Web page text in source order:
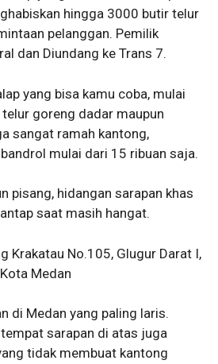
hingga 3000 butir telur
pelanggan. Pemilik
dan Diundang ke Trans 7.
yang bisa kamu coba, mulai
goreng dadar maupun
sangat ramah kantong,
mulai dari 15 ribuan saja.
pisang, hidangan sarapan khas
saat masih hangat.
Krakatau No.105, Glugur Darat I,
Medan
di Medan yang paling laris.
tempat sarapan di atas juga
tidak membuat kantong